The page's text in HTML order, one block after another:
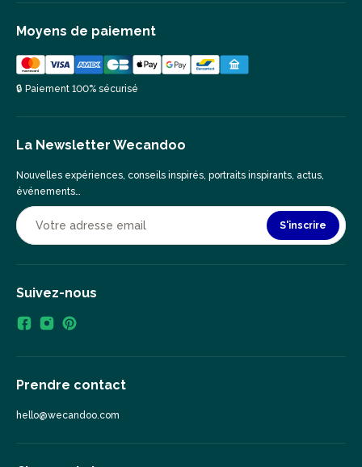
Moyens de paiement
🔒 Paiement 100% sécurisé
La Newsletter Wecandoo
Nouvelles expériences, conseils inspirés, portraits inspirants, actus,
événements…
S'inscrire
Suivez-nous
Prendre contact
hello@wecandoo.com